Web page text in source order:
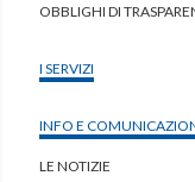
OBBLIGHI DI
I SERVIZI
INFO E
LE NOTIZIE